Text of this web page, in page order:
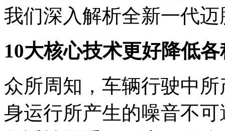
我们深入解析全新一代
10大核心技术更好降低
众所周知，车辆行驶中
身运行所产生的噪音不